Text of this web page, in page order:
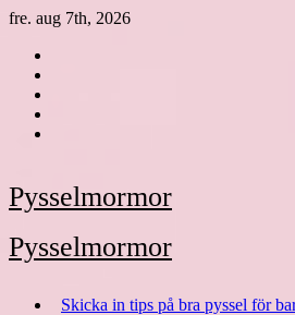
Hoppa
innehåll
fre. aug 7th, 2026
Pysselmormor
Pysselmormor
Skicka in tips på bra pyssel för